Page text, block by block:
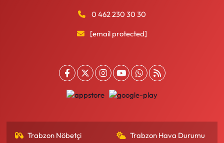
0 462 230 30 30
[email protected]
Trabzon Nöbetçi
Trabzon Hava Durumu